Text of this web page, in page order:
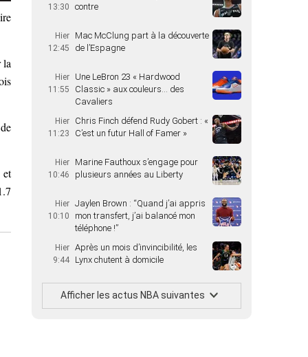
la
et
13:30
contre
Hier
12:45
Mac McClung part à la découverte
de l’Espagne
Hier
11:55
Une LeBron 23 « Hardwood
Classic » aux couleurs… des
Cavaliers
Hier
11:23
Chris Finch défend Rudy Gobert : «
C’est un futur Hall of Famer »
Hier
10:46
Marine Fauthoux s’engage pour
plusieurs années au Liberty
Hier
10:10
Jaylen Brown : “Quand j’ai appris
mon transfert, j’ai balancé mon
téléphone !”
Hier
9:44
Après un mois d’invincibilité, les
Lynx chutent à domicile
Afficher les actus NBA suivantes